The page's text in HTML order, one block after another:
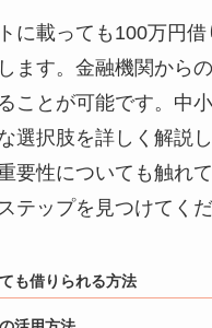
に載っても100万円
ます。金融機関から
ことが可能です。中
選択肢を詳しく解説
要性についても触れ
テップを見つけてくだ
も借りられる方法